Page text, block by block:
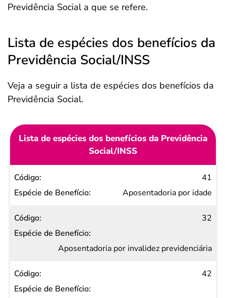
Previdência Social a que se refere.
Lista de espécies dos benefícios da
Previdência Social/INSS
Veja a seguir a lista de espécies dos benefícios da
Previdência Social.
Lista de espécies dos benefícios da Previdência
Social/INSS
Código
Espécie
Benefício
41
Aposentadoria por idade
32
Aposentadoria por invalidez previdenciária
42